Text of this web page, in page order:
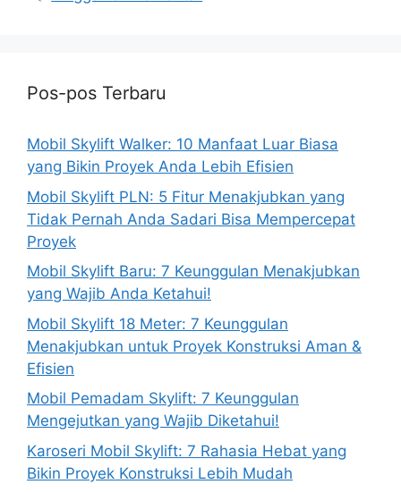
Pos-pos Terbaru
Mobil Skylift Walker: 10 Manfaat Luar Biasa
yang Bikin Proyek Anda Lebih Efisien
Mobil Skylift PLN: 5 Fitur Menakjubkan yang
Tidak Pernah Anda Sadari Bisa Mempercepat
Proyek
Mobil Skylift Baru: 7 Keunggulan Menakjubkan
yang Wajib Anda Ketahui!
Mobil Skylift 18 Meter: 7 Keunggulan
Menakjubkan untuk Proyek Konstruksi Aman &
Efisien
Mobil Pemadam Skylift: 7 Keunggulan
Mengejutkan yang Wajib Diketahui!
Karoseri Mobil Skylift: 7 Rahasia Hebat yang
Bikin Proyek Konstruksi Lebih Mudah